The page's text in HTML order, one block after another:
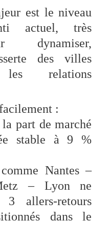
est le niveau
actuel, très
dynamiser,
des villes
relations
:
part de marché
stable à 9 %
Nantes –
– Lyon ne
3 allers-retours
dans le